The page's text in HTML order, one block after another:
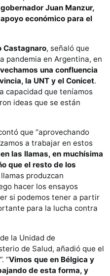
gobernador Juan Manzur,
económico para el
Castagnaro, señaló que
pandemia en Argentina, en
una confluencia
la UNT y el Conicet.
capacidad que teníamos
ideas que se están
que “aprovechando
a trabajar en estos
las llamas, en muchísima
que el resto de los
produzcan
hacer los ensayos
si podemos tener a partir
para la lucha contra
la Unidad de
de Salud, añadió que el
“Vimos que en Bélgica y
de esta forma, y